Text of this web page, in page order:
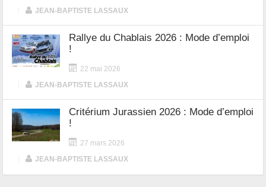
JEAN-BAPTISTE LASSAUX
Rallye du Chablais 2026 : Mode d’emploi
!
22 mai 2026
JEAN-BAPTISTE LASSAUX
Critérium Jurassien 2026 : Mode d’emploi
!
27 mars 2026
JEAN-BAPTISTE LASSAUX